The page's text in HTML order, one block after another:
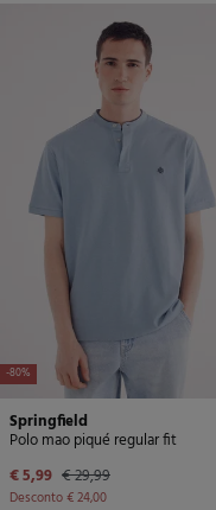
-80%
Springfield
Polo mao piqué regular fit
€ 5,99 € 29,99
Desconto€ 24,00